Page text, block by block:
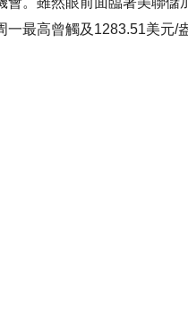
最高曾觸及1283.51美元/